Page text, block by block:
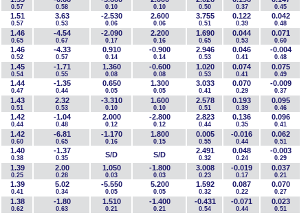
0.57 0.58 0.10 0.10 0.50 0.37 0.45
1.51
0.57
3.63
0.53
-2.530
0.06
2.600
0.06
3.755
0.51
0.122
0.39
0.042
0.48
1.46
0.65
-4.54
0.67
-2.090
0.17
2.200
0.16
1.690
0.65
0.044
0.53
0.071
0.60
1.46
0.52
-4.33
0.57
0.910
0.14
-0.900
0.14
2.946
0.53
0.046
0.41
-0.004
0.48
1.45
0.54
-1.71
0.55
1.360
0.08
-0.600
0.08
1.020
0.53
0.074
0.41
0.075
0.49
1.44
0.47
-1.35
0.44
0.650
0.05
1.300
0.05
3.033
0.41
0.070
0.29
-0.009
0.37
1.43
0.51
2.32
0.53
-3.310
0.10
1.600
0.10
2.578
0.51
0.193
0.39
0.095
0.46
1.42
0.44
-1.04
0.48
2.000
0.12
-2.800
0.12
2.823
0.44
0.136
0.35
0.096
0.41
1.42
0.60
-6.81
0.65
-1.170
0.16
1.800
0.15
0.005
0.55
-0.016
0.44
0.062
0.51
1.40
0.38
-1.37
0.35 S/D S/D 2.491
0.32
0.048
0.24
-0.003
0.29
1.39
0.25
2.00
0.28
1.050
0.03
-1.800
0.03
3.008
0.23
-0.019
0.17
0.037
0.21
1.39
0.41
5.02
0.34
-5.550
0.05
5.200
0.05
1.592
0.32
0.087
0.22
0.070
0.27
1.38
0.62
-1.80
0.63
1.510
0.21
-1.400
0.21
-0.431
0.54
-0.071
0.44
0.023
0.51